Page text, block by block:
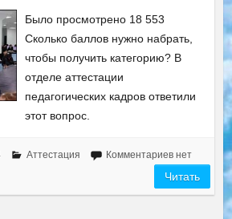
Было просмотрено 18 553
Сколько баллов нужно набрать,
чтобы получить категорию? В
отделе аттестации
педагогических кадров ответили
этот вопрос.
Аттестация Комментариев нет
Читать